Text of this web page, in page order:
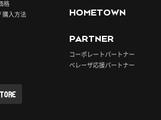
格
購入方法
HOMETOWN
PARTNER
コーポレートパートナー
ベレーザ応援パートナー